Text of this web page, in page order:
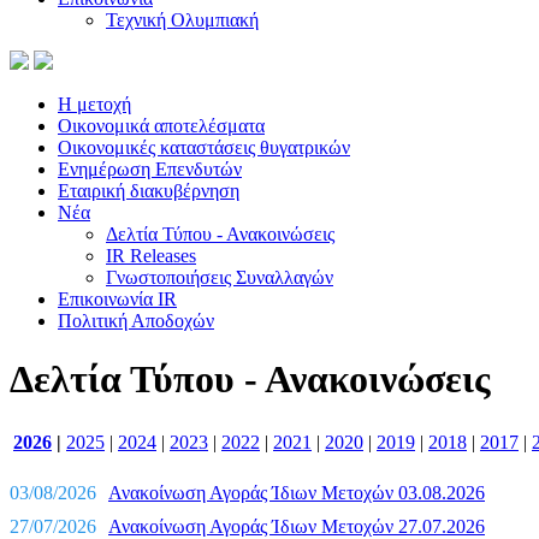
Τεχνική Ολυμπιακή
Η μετοχή
Οικονομικά αποτελέσματα
Οικονομικές καταστάσεις θυγατρικών
Ενημέρωση Επενδυτών
Εταιρική διακυβέρνηση
Νέα
Δελτία Τύπου - Ανακοινώσεις
IR Releases
Γνωστοποιήσεις Συναλλαγών
Επικοινωνία IR
Πολιτική Αποδοχών
Δελτία Τύπου - Ανακοινώσεις
2026 | 2025 | 2024 | 2023 | 2022 | 2021 | 2020 | 2019 | 2018 | 2017 |
03/08/2026
Ανακοίνωση Αγοράς Ίδιων Μετοχών 03.08.2026
27/07/2026
Ανακοίνωση Αγοράς Ίδιων Μετοχών 27.07.2026